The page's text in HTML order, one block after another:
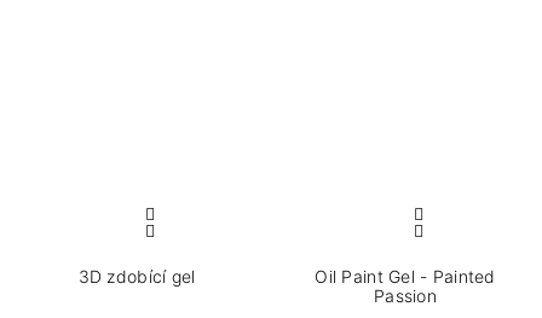
3D zdobící gel
Oil Paint Gel - Painted
Passion